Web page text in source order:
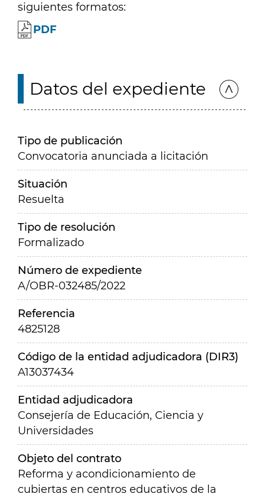
siguientes formatos:
PDF
Datos del expediente
Tipo de publicación
Convocatoria anunciada a licitación
Situación
Resuelta
Tipo de resolución
Formalizado
Número de expediente
A/OBR-032485/2022
Referencia
4825128
Código de la entidad adjudicadora (DIR3)
A13037434
Entidad adjudicadora
Consejería de Educación, Ciencia y
Universidades
Objeto del contrato
Reforma y acondicionamiento de
cubiertas en centros educativos de la